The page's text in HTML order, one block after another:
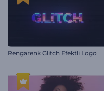
Rengarenk Glitch Efektli Logo